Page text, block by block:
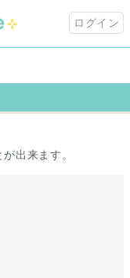
ログイン
出来ます。